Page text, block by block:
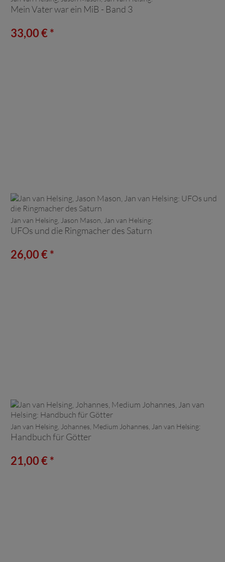
Mein Vater war ein MiB - Band 3
33,00 € *
Jan van Helsing, Jason Mason, Jan van Helsing:
UFOs und die Ringmacher des Saturn
26,00 € *
Jan van Helsing, Johannes, Medium Johannes, Jan van Helsing:
Handbuch für Götter
21,00 € *